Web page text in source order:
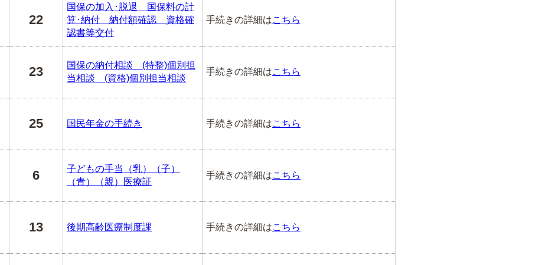
22
国保の加入･脱退 国保料の計
算･納付 納付額確認 資格確
認書等交付
手続きの詳細はこちら
23
国保の納付相談 (特整)個別担
当相談 (資格)個別担当相談
手続きの詳細はこちら
25 国民年金の手続き 手続きの詳細はこちら
6
子どもの手当（乳）（子）
（青）（親）医療証
手続きの詳細はこちら
13 後期高齢医療制度課 手続きの詳細はこちら